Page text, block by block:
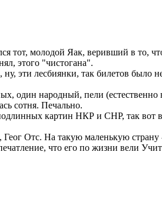
тот, молодой Яак, веривший в то,
этого "чистогана".
эти лесбиянки, так билетов было
один народный, пели
сотня. Печально.
картин НКР и СНР, так вот
Отс. На такую маленькую
что его по жизни вели